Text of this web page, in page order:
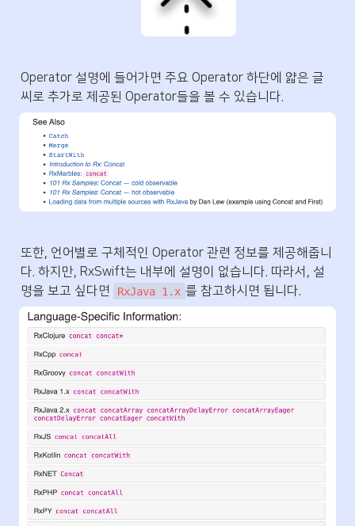
Operator 설명에 들어가면 주요 Operator 하단에 얇은 글
씨로 추가로 제공된 Operator들을 볼 수 있습니다.
또한, 언어별로 구체적인 Operator 관련 정보를 제공해줍니
다. 하지만, RxSwift는 내부에 설명이 없습니다. 따라서, 설
명을 보고 싶다면
RxJava 1.x 를 참고하시면 됩니다.